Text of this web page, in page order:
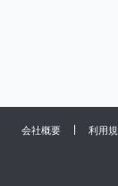
会社概要 利用